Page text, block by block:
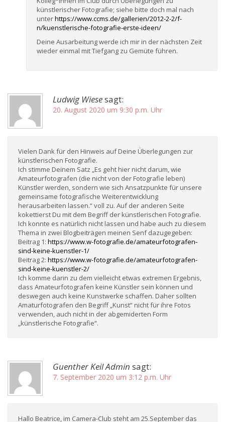
künstlerischer Fotografie; siehe bitte doch mal nach
unterhttps://www.ccms.de/gallerien/2012-2-2/f-
n/kuenstlerische-fotografie-erste-ideen/
Deine Ausarbeitung werde ich mir in der nächsten Zeit
wieder einmal mit Tiefgang zu Gemüte führen.
Ludwig Wiesesagt:
20. August 2020 um 9:30 p.m. Uhr
Vielen Dank für den Hinweis auf Deine Überlegungen zur
künstlerischen Fotografie.
Ich stimme Deinem Satz „Es geht hier nicht darum, wie
Amateurfotografen (die nicht von der Fotografie leben)
Künstler werden, sondern wie sich Ansatzpunkte für unsere
gemeinsame fotografische Weiterentwicklung
herausarbeiten lassen.“ voll zu. Auf der anderen Seite
kokettierst Du mit dem Begriff der künstlerischen Fotografie.
Ich konnte es natürlich nicht lassen und habe auch zu diesem
Thema in zwei Blogbeiträgen meinen Senf dazugegeben:
Beitrag 1: https://www.w-fotografie.de/amateurfotografen-
sind-keine-kuenstler-1/
Beitrag 2: https://www.w-fotografie.de/amateurfotografen-
sind-keine-kuenstler-2/
Ich komme darin zu dem vielleicht etwas extremen Ergebnis,
dass Amateurfotografen keine Künstler sein können und
deswegen auch keine Kunstwerke schaffen. Daher sollten
Amaturfotografen den Begriff „Kunst“ nicht für ihre Fotos
verwenden, auch nicht in der abgemiderten Form
„künstlerische Fotografie“.
Guenther Keil Admin sagt:
7. September 2020 um 3:12 p.m. Uhr
Hallo Beatrice, im Camera-Club steht am 25.September das